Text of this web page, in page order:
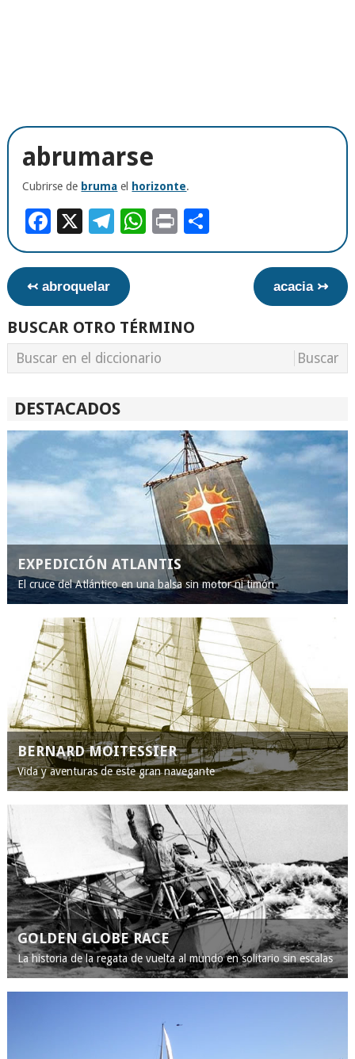
abrumarse
Cubrirse de bruma el horizonte.
Facebook
X Telegram
WhatsApp
Print
↢ abroquelar acacia ↣
BUSCAR OTRO TÉRMINO
DESTACADOS
EXPEDICIÓN ATLANTIS
El cruce del Atlántico en una balsa sin motor ni timón
BERNARD MOITESSIER
Vida y aventuras de este gran navegante
GOLDEN GLOBE RACE
La historia de la regata de vuelta al mundo en solitario sin escalas